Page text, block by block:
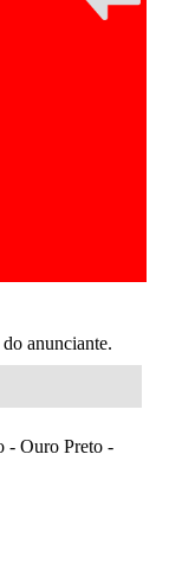
anunciante.
- Ouro Preto -